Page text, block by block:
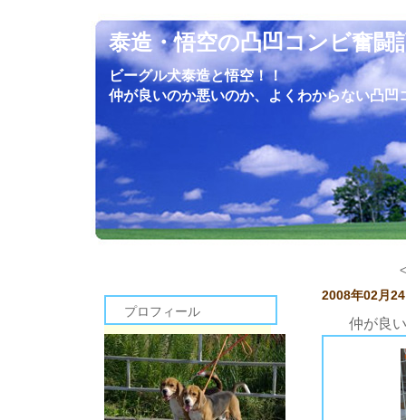
泰造・悟空の凸凹コンビ奮闘
ビーグル犬泰造と悟空！！
仲が良いのか悪いのか、よくわからない凸凹
プロフィール
2008年02月
仲が良